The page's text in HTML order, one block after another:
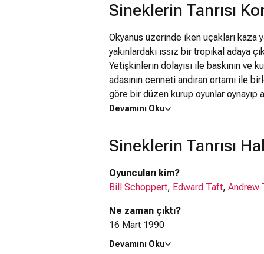
Sineklerin Tanrısı
Okyanus üzerinde iken uçakları
yakınlardaki ıssız bir tropikal adaya
Yetişkinlerin dolayısı ile baskının ve
adasının cenneti andıran ortamı ile
göre bir düzen kurup oyunlar oynayıp
rekabet, korku ve güvensizlik bu bir
yol açar. Kaçınılmaz olarak da
ve karizmatik Ralph'ın liderliğini
kendine bağlamış ve kontrol altında
avlanırlar, çiğ et yerler ve bunun
baskınlar düzenleyip işi cinayet
1963'ten sonraki 2. beyazperde
Devamını Oku
Sineklerin Tanrısı
Oyuncuları kim?
Bill Schoppert, Edward Taft, Andrew
Ne zaman çıktı?
16 Mart 1990
Sineklerin Tanrısı filmi nerede
Devamını Oku